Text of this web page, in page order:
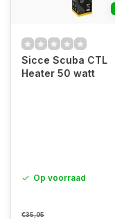
Sicce Scuba CTL
Heater 50 watt
Op voorraad
€35,95